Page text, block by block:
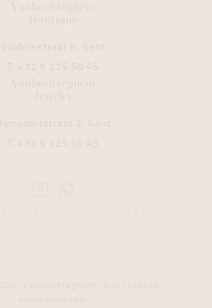
Vanhoutteghem
Boutique
Voldersstraat 6, Gent
T. +32 9 225 50 45
Vanhoutteghem
Jewelry
Dampoortstraat 2, Gent
T. +32 9 225 50 45